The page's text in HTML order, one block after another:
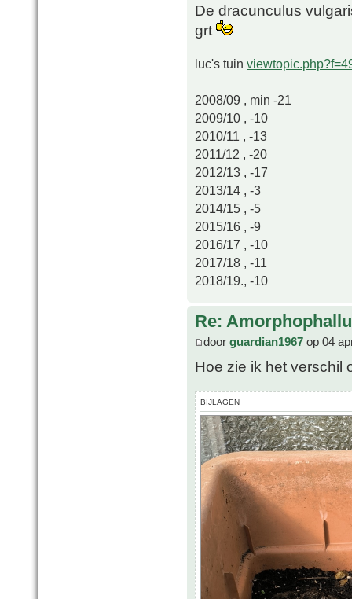
De dracunculus
grt
luc's tuin
2008/09 , min -21
2009/10 , -10
2010/11 , -13
2011/12 , -20
2012/13 , -17
2013/14 , -3
2014/15 , -5
2015/16 , -9
2016/17 , -10
2017/18 , -11
2018/19., -10
Re:
door guardian1967 op 04
Hoe zie ik het verschil
BIJLAGEN